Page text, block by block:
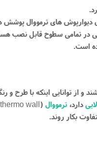
دیوارپوش های ترمووال پوشش
در تمامی سطوح قابل نصب
است.
و از توانایی اینکه با
دارد، ترمووال (
thermo wall
بکار روند.